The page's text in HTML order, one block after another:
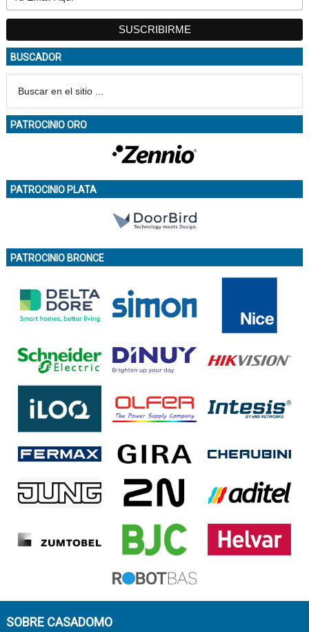
BUSCADOR
PATROCINIO ORO
PATROCINIO PLATA
PATROCINIO BRONCE
SOBRE CASADOMO